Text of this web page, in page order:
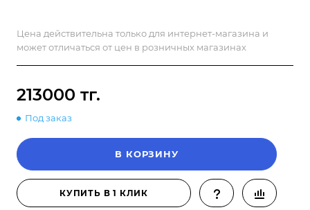
Цена действительна только для интернет-магазина и
может отличаться от цен в розничных магазинах
213000 тг.
Под заказ
В КОРЗИНУ
КУПИТЬ В 1 КЛИК